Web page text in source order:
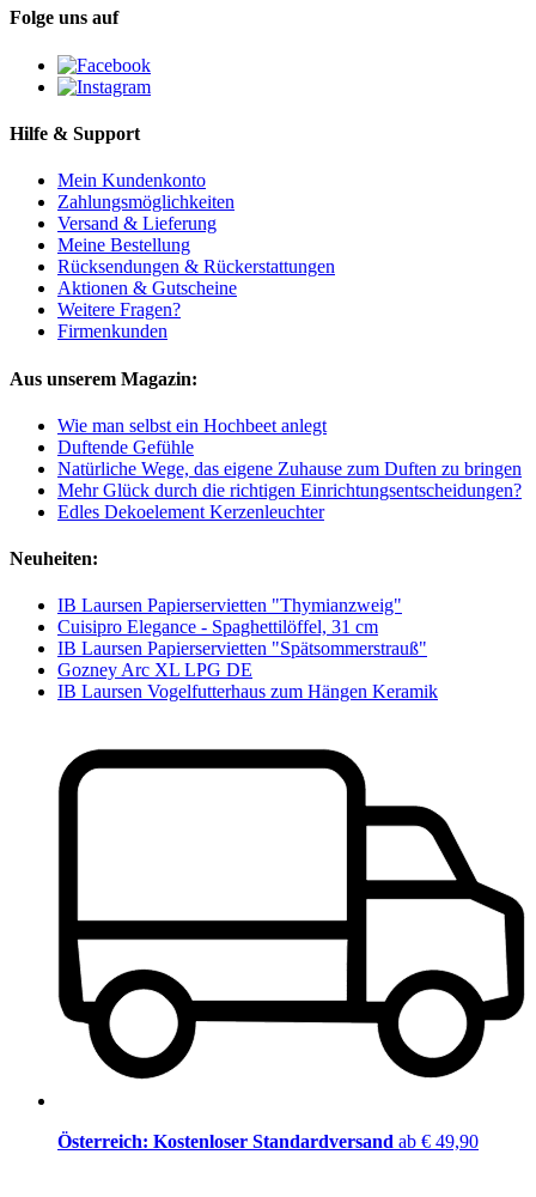
Folge uns auf
Hilfe & Support
Mein Kundenkonto
Zahlungsmöglichkeiten
Versand & Lieferung
Meine Bestellung
Rücksendungen & Rückerstattungen
Aktionen & Gutscheine
Weitere Fragen?
Firmenkunden
Aus unserem Magazin:
Wie man selbst ein Hochbeet anlegt
Duftende Gefühle
Natürliche Wege, das eigene Zuhause zum Duften zu bringen
Mehr Glück durch die richtigen Einrichtungsentscheidungen?
Edles Dekoelement Kerzenleuchter
Neuheiten:
IB Laursen Papierservietten "Thymianzweig"
Cuisipro Elegance - Spaghettilöffel, 31 cm
IB Laursen Papierservietten "Spätsommerstrauß"
Gozney Arc XL LPG DE
IB Laursen Vogelfutterhaus zum Hängen Keramik
Österreich: Kostenloser Standardversand ab € 49,90